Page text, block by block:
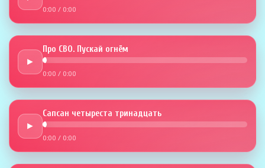
0:00 / 0:00
►
Про СВО. Пускай огнём
0:00 / 0:00
►
Сапсан четыреста тринадцать
0:00 / 0:00